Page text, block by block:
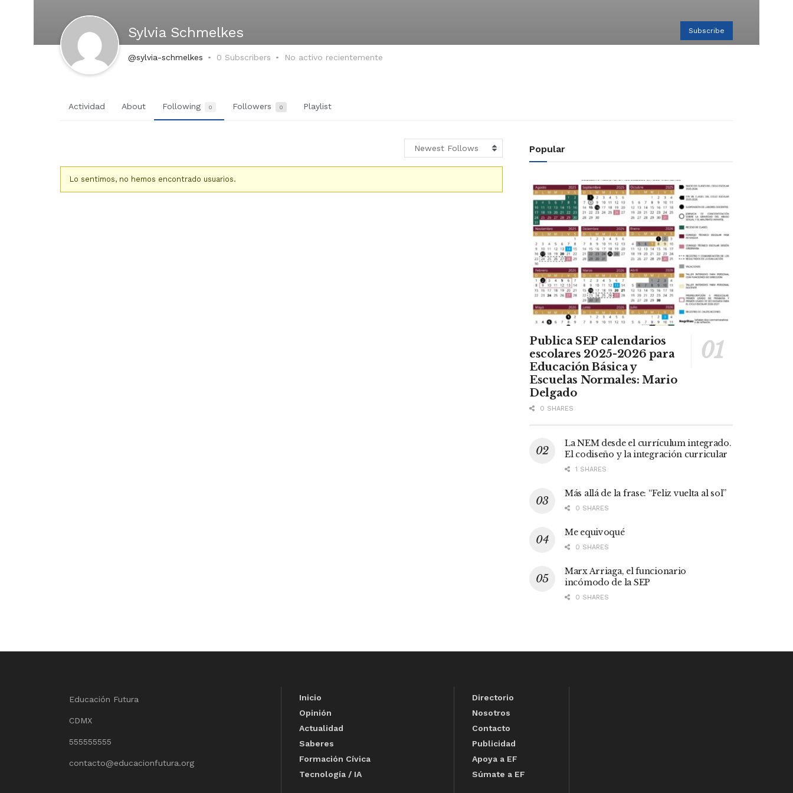
Sylvia Schmelkes Subscribe
@sylvia-schmelkes 0 Subscribers No activo recientemente
Actividad About Following 0 Followers 0 Playlist
Newest Follows
Lo sentimos, no hemos encontrado usuarios.
Popular
Publica SEP calendarios
escolares 2025-2026 para
Educación Básica y
Escuelas Normales: Mario
Delgado
0 SHARES
La NEM desde el currículum integrado.
El codiseño y la integración curricular
1 SHARES
Más allá de la frase: “Feliz vuelta al sol”
0 SHARES
Me equivoqué
0 SHARES
Marx Arriaga, el funcionario
incómodo de la SEP
0 SHARES
Educación Futura
CDMX
555555555
contacto@educacionfutura.org
Inicio
Opinión
Actualidad
Saberes
Formación Cívica
Tecnología / IA
Directorio
Nosotros
Contacto
Publicidad
Apoya a EF
Súmate a EF